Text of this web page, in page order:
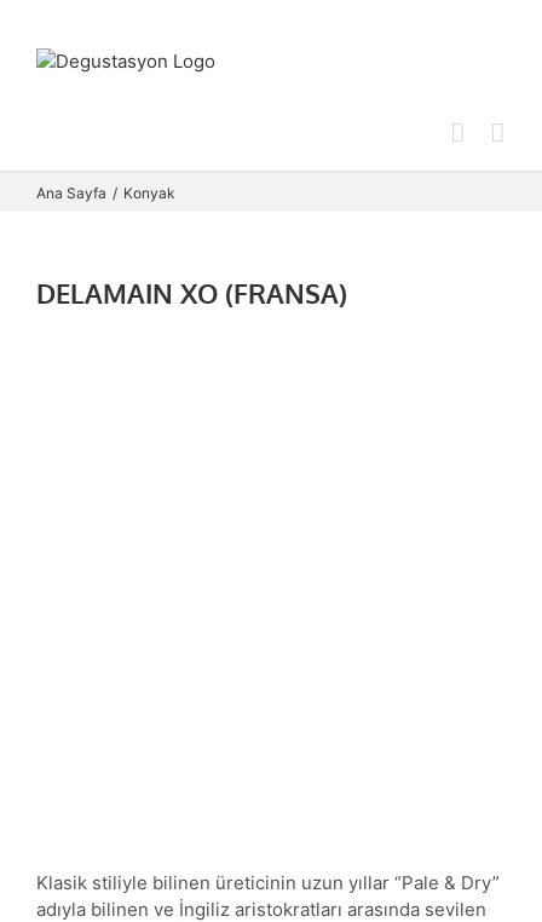
content
Ana Sayfa Konyak
DELAMAIN XO (FRANSA)
Klasik stiliyle bilinen üreticinin uzun yıllar “Pale & Dry”
adıyla bilinen ve İngiliz aristokratları arasında sevilen